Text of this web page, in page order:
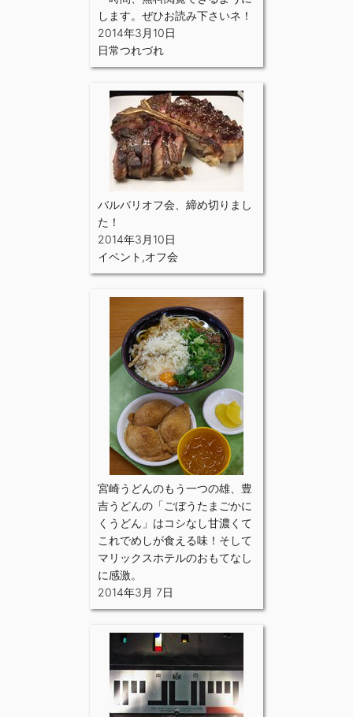
します。ぜひお読み下さいネ！
2014年3月10日
日常つれづれ
バルバリオフ会、締め切りまし
た！
2014年3月10日
イベント ,オフ会
宮崎うどんのもう一つの雄、豊
吉うどんの「ごぼうたまごかに
くうどん」はコシなし甘濃くて
これでめしが食える味！そして
マリックスホテルのおもてなし
に感激。
2014年3月 7日